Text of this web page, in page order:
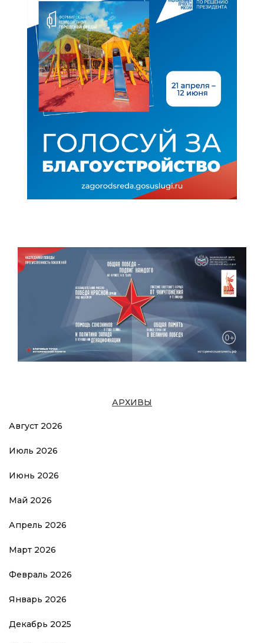
АРХИВЫ
Август 2026
Июль 2026
Июнь 2026
Май 2026
Апрель 2026
Март 2026
Февраль 2026
Январь 2026
Декабрь 2025